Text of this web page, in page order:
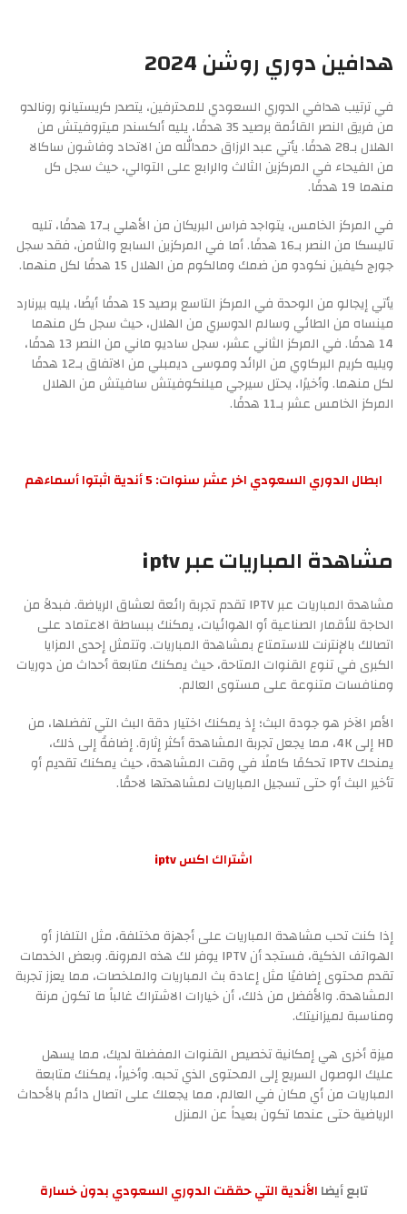
هدافين دوري روشن 2024
في ترتيب هدافي الدوري السعودي للمحترفين، يتصدر كريستيانو رونالدو
من فريق النصر القائمة برصيد 35 هدفًا، يليه ألكسندر ميتروفيتش من
الهلال بـ28 هدفًا. يأتي عبد الرزاق حمدالله من الاتحاد وفاشون ساكالا
من الفيحاء في المركزين الثالث والرابع على التوالي، حيث سجل كل
منهما 19 هدفًا.
في المركز الخامس، يتواجد فراس البريكان من الأهلي بـ17 هدفًا، تليه
تاليسكا من النصر بـ16 هدفًا. أما في المركزين السابع والثامن، فقد سجل
جورج كيفين نكودو من ضمك ومالكوم من الهلال 15 هدفًا لكل منهما.
يأتي إيجالو من الوحدة في المركز التاسع برصيد 15 هدفًا أيضًا، يليه بيرنارد
مينساه من الطائي وسالم الدوسري من الهلال، حيث سجل كل منهما
14 هدفًا. في المركز الثاني عشر، سجل ساديو ماني من النصر 13 هدفًا،
ويليه كريم البركاوي من الرائد وموسى ديمبلي من الاتفاق بـ12 هدفًا
لكل منهما. وأخيرًا، يحتل سيرجي ميلنكوفيتش سافيتش من الهلال
المركز الخامس عشر بـ11 هدفًا.
ابطال الدوري السعودي اخر عشر سنوات: 5 أندية اثبتوا أسماءهم
مشاهدة المباريات عبر iptv
مشاهدة المباريات عبر IPTV تقدم تجربة رائعة لعشاق الرياضة. فبدلاً من
الحاجة للأقمار الصناعية أو الهوائيات، يمكنك ببساطة الاعتماد على
اتصالك بالإنترنت للاستمتاع بمشاهدة المباريات. وتتمثل إحدى المزايا
الكبرى في تنوع القنوات المتاحة، حيث يمكنك متابعة أحداث من دوريات
ومنافسات متنوعة على مستوى العالم.
الأمر الآخر هو جودة البث؛ إذ يمكنك اختيار دقة البث التي تفضلها، من
HD إلى 4K، مما يجعل تجربة المشاهدة أكثر إثارة. إضافةً إلى ذلك،
يمنحك IPTV تحكمًا كاملًا في وقت المشاهدة، حيث يمكنك تقديم أو
تأخير البث أو حتى تسجيل المباريات لمشاهدتها لاحقًا.
اشتراك اكس iptv
إذا كنت تحب مشاهدة المباريات على أجهزة مختلفة، مثل التلفاز أو
الهواتف الذكية، فستجد أن IPTV يوفر لك هذه المرونة. وبعض الخدمات
تقدم محتوى إضافيًا مثل إعادة بث المباريات والملخصات، مما يعزز تجربة
المشاهدة. والأفضل من ذلك، أن خيارات الاشتراك غالباً ما تكون مرنة
ومناسبة لميزانيتك.
ميزة أخرى هي إمكانية تخصيص القنوات المفضلة لديك، مما يسهل
عليك الوصول السريع إلى المحتوى الذي تحبه. وأخيراً، يمكنك متابعة
المباريات من أي مكان في العالم، مما يجعلك على اتصال دائم بالأحداث
الرياضية حتى عندما تكون بعيداً عن المنزل
تابع أيضاالأندية التي حققت الدوري السعودي بدون خسارة